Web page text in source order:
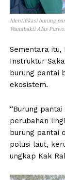
Identifikasi burung
Wanabakti Alas Purwo.
Sementara itu,
Instruktur
burung pantai
ekosistem.
“Burung
perubahan
burung pantai
polusi laut,
ungkap Kak